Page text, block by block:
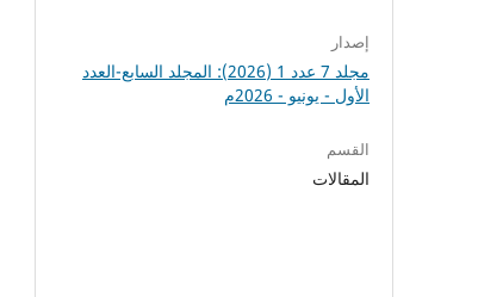
إصدار
مجلد 7 عدد 1 (2026): المجلد السابع-العدد
الأول - يونيو - 2026م
القسم
المقالات